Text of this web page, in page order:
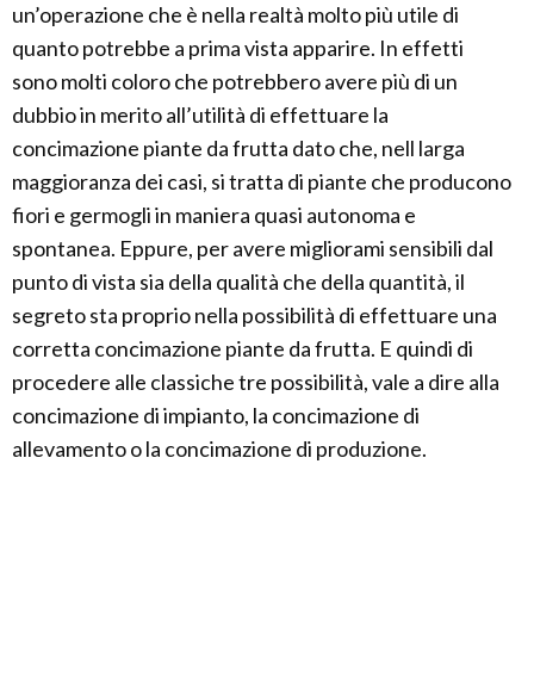
un’operazione che è nella realtà molto più utile di
quanto potrebbe a prima vista apparire. In effetti
sono molti coloro che potrebbero avere più di un
dubbio in merito all’utilità di effettuare la
concimazione piante da frutta dato che, nell larga
maggioranza dei casi, si tratta di piante che producono
fiori e germogli in maniera quasi autonoma e
spontanea. Eppure, per avere migliorami sensibili dal
punto di vista sia della qualità che della quantità, il
segreto sta proprio nella possibilità di effettuare una
corretta concimazione piante da frutta. E quindi di
procedere alle classiche tre possibilità, vale a dire alla
concimazione di impianto, la concimazione di
allevamento o la concimazione di produzione.